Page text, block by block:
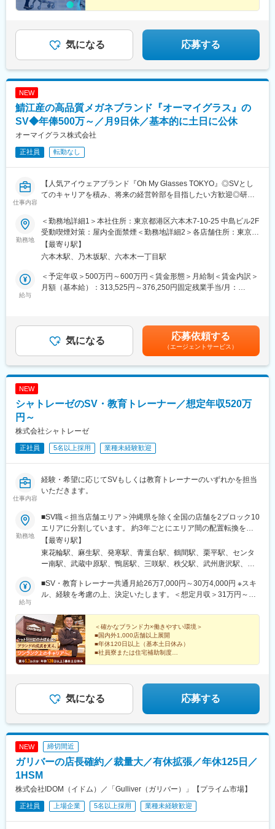
気になる 応募する
NEW
鯖江産の高品質メガネブランド『オーマイグラス』の
SV◆年俸500万～／月9日休／基本的に土日に公休
オーマイグラス株式会社
正社員 転勤なし
仕事内容
【人気アイウェアブランド『Oh My Glasses TOKYO』◎SVとし
てのキャリアを積み、将来の経営幹部を目指したい方歓迎◎研
■ブランドの魅力：
〈オンラインと店舗の連携による体験価値向上◎〉
鯖江産の高品質なメガネの一貫した生産体制と、オンラインと全
国31の直営店舗の連携による顧客体験の提供に強みを持ち、海外
展開も拡大中です
〈丁寧な接客で上質な顧客体感価値◎〉
お客様がネットで取り寄せた商品を自宅で試着し、店舗でレンズ
＜SVとしてのキャリアを積める◎＞
定量・定性の評価制度があり、将来の経営幹部や管理職へのキャ
リアアップが目指せる環境のため、より上位を目指す高い視座を
に展開している同社において「Oh My Glasses TOKYO」の直営店
す。
＜まずお任せしたい＞
◎各店舗には店長を中心に20代～30代のスタッフが常駐。 産休育
＜将来的にお任せしたい＞
ディベロッパー（商業施設）対応
エリア全体の組織力強化と文化作り
◎明確な目標設定により、店舗スタッフが高いモチベーションで
働ける環境を整え、従業員の士気とモチベーションを高めるため
に必要な組織施策の立案、実行までお任せいたします。
■組織構成：
現状、4名ほどでSV業務は分担しており、関東エリアを中心にお
任せしていきます。
＜入社後の流れ＞
3か月後：現場での店舗業務を通じて、キャッチアップを進めてい
ただきます。
半年後：社内他部署との連携や調整などのコミュニケーションを
とっていただきながら、必要に応じて店舗での短期応援や他部署
の業務フォローなども予定しております。
変更の範囲：会社の定める業務
勤務地
＜勤務地詳細1＞本社住所：東京都港区六本木7-10-25 中島ビル2F
受動喫煙対策：屋内全面禁煙＜勤務地詳細2＞各店舗住所：東京、
神奈川、大阪、京都、兵庫、福岡、名古屋、広島 受動喫煙対策：
屋内全面禁煙変更の範囲：会社の定める事業所
【最寄り駅】
六本木駅、乃木坂駅、六本木一丁目駅
給与
＜予定年収＞500万円～600万円＜賃金形態＞月給制＜賃金内訳＞
月額（基本給）：313,525円～376,250円固定残業手当/月：
昇給：年1回※給与詳細は、年齢・能力・経験を考慮し決定賃金は
あくまでも目安の金額であり、選考を通じて上下する可能性があ
ります。月給(月額)は固定手当を含めた表記です。
気になる 応募依頼する
（エージェントサービス）
NEW
シャトレーゼのSV・教育トレーナー／想定年収520万
円～
株式会社シャトレーゼ
正社員 5名以上採用 業種未経験歓迎
仕事内容
経験・希望に応じてSVもしくは教育トレーナーのいずれかを担当
いただきます。
勤務地
■SV職＜担当店舗エリア＞沖縄県を除く全国の店舗を2ブロック10
エリアに分割しています。 約3年ごとにエリア間の配置転換を行
い、多様な経験を積みながらキャリア形成いただきます。・北海
道・東北 ・北関東 ・埼玉千葉 ・東京神奈川 ・北陸甲信越 ・東海
・近畿 ・兵庫中四国 ・九州※全国転勤が発生するポジションです※
店舗がないエリアの研修は近隣エリア店舗で実施頂きます※車での
移動がメインとなります（運転免許／経験必須）■教育トレーナー
（月4～5回）受動喫煙対策：分煙
【最寄り駅】
東花輪駅、麻生駅、発寒駅、青葉台駅、鶴間駅、栗平駅、センタ
ー南駅、武蔵中原駅、鴨居駅、三咲駅、秩父駅、武州唐沢駅、和
駅、恵比寿駅、代々木公園駅、新宿御苑前駅、阿佐ケ谷駅、京成
曳舟駅、築地市場駅、永田町駅、池袋駅、白金台駅、乃木坂駅、
山駅(福岡県)、赤間駅、小淵沢駅、竜王駅、石和温泉駅、甲府駅、
国母駅、酒折駅、波高島駅、新琴似駅、センター北駅、二和向台
駅、毛呂駅、西高島平駅、代官山駅、代々木八幡駅、四谷三丁目
駅、新宿三丁目駅、南阿佐ケ谷駅、曳舟駅、東銀座駅、赤坂見附
駅、東池袋駅、白金高輪駅、九品仏駅、高島平駅、千駄ケ谷駅、
給与
■SV・教育トレーナー共通月給26万7,000円～30万4,000円 ※スキ
ル、経験を考慮の上、決定いたします。＜想定月収＞31万円～44
＜確かなブランド力×働きやすい環境＞
■国内外1,000店舗以上展開
■年休120日以上（基本土日休み）
■社員寮または住宅補助制度
経営視点やマネジメント力を磨きながら、長くキャリア
を築いていける環境です。
気になる 応募する
NEW 締切間近
ガリバーの店長確約／裁量大／有休拡張／年休125日／
1HSM
株式会社IDOM（イドム）／「Gulliver（ガリバー）」【プライム市場】
正社員 上場企業 5名以上採用 業種未経験歓迎